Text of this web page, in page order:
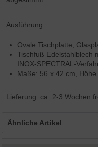
Ausführung:
Ovale Tischplatte,
Tischfuß Edelstahlblech
INOX-SPECTRAL-
Maße: 56 x 42 cm, Höhe
Lieferung: ca. 2-3 Wochen
Ähnliche Artikel